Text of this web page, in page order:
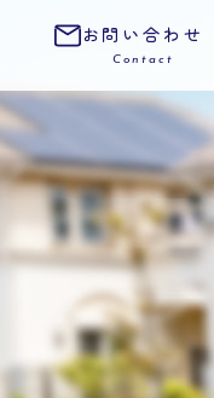
お問い合わせ
Contact